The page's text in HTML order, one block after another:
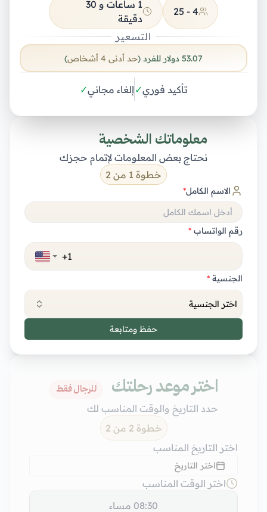
معلوماتك الشخصية
نحتاج بعض المعلومات لإتمام حجزك
خطوة 1 من 2
الاسم الكامل*
رقم الواتساب *
الجنسية *
اختر الجنسية
حفظ ومتابعة
اختر موعد رحلتك للرجال فقط
حدد التاريخ والوقت المناسب لك
خطوة 2 من 2
اختر التاريخ المناسب
اختر التاريخ
اختر الوقت المناسب
08:30 مساء
4
-
25
1 ساعات و 30
دقيقة
التسعير
53.07 دولار للفرد (حد أدنى 4 أشخاص)
تأكيد فوري✓ إلغاء مجاني✓